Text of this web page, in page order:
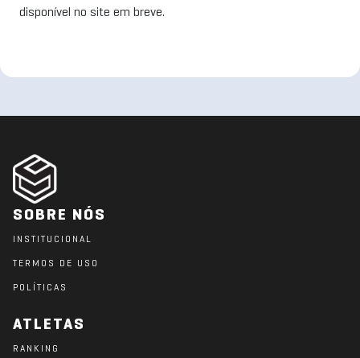
disponível no site em breve.
SOBRE NÓS
INSTITUCIONAL
TERMOS DE USO
POLÍTICAS
ATLETAS
RANKING